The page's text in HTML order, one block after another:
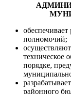
полномочий;
техническое
порядке,
районного